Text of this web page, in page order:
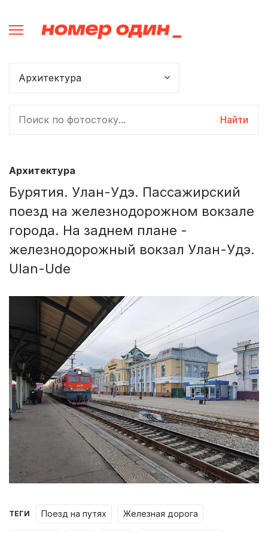
Найти
Архитектура
Бурятия. Улан-Удэ. Пассажирский
поезд на железнодорожном вокзале
города. На заднем плане -
железнодорожный вокзал Улан-Удэ.
Ulan-Ude
ТЕГИ поезд на путях железная дорога